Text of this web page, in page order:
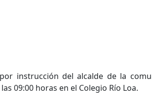
instrucción del alcalde de la
09:00 horas en el Colegio Río Loa.